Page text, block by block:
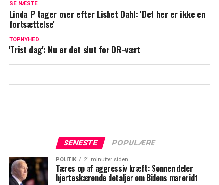
spekulationerne
Janni Ree slår fast: Har prøvet det hele
SE NÆSTE
Linda P tager over efter Lisbet Dahl: 'Det her er ikke en
fortsættelse'
TOPNYHED
'Trist dag': Nu er det slut for DR-vært
SENESTE POPULÆRE
POLITIK 21 minutter siden
Tæres op af aggressiv kræft: Sønnen deler
hjerteskærende detaljer om Bidens mareridt